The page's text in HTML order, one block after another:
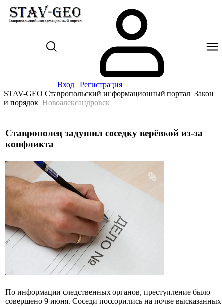
Вход | Регистрация
STAV-GEO Ставропольский информационный портал Закон
и порядок Новоалександровск
Ставрополец задушил соседку верёвкой из-за
конфликта
По информации следственных органов, преступление было
совершено 9 июня. Соседи поссорились на почве высказанных